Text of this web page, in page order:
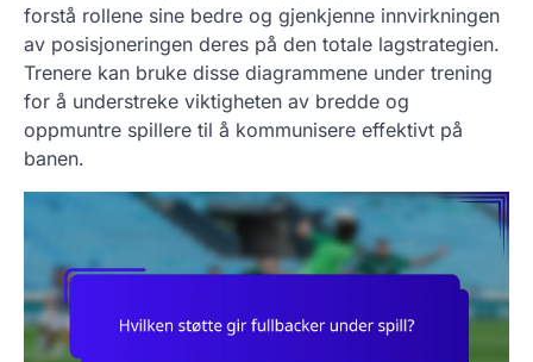
forstå rollene sine bedre og gjenkjenne innvirkningen
av posisjoneringen deres på den totale lagstrategien.
Trenere kan bruke disse diagrammene under trening
for å understreke viktigheten av bredde og
oppmuntre spillere til å kommunisere effektivt på
banen.